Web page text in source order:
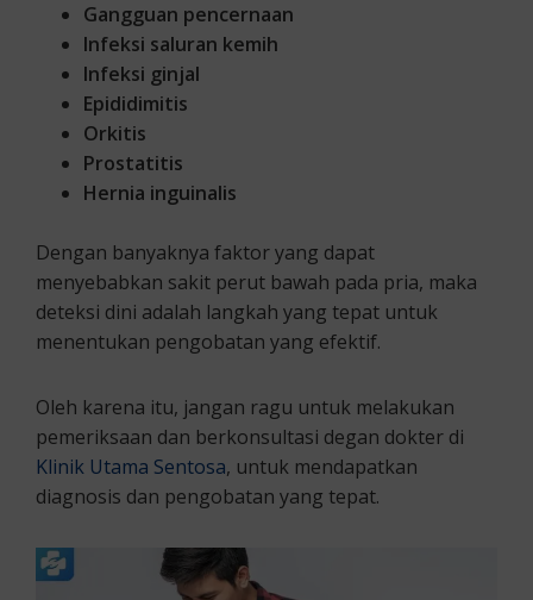
Gangguan pencernaan
Infeksi saluran kemih
Infeksi ginjal
Epididimitis
Orkitis
Prostatitis
Hernia inguinalis
Dengan banyaknya faktor yang dapat
menyebabkan sakit perut bawah pada pria, maka
deteksi dini adalah langkah yang tepat untuk
menentukan pengobatan yang efektif.
Oleh karena itu, jangan ragu untuk melakukan
pemeriksaan dan berkonsultasi degan dokter di
Klinik Utama Sentosa, untuk mendapatkan
diagnosis dan pengobatan yang tepat.